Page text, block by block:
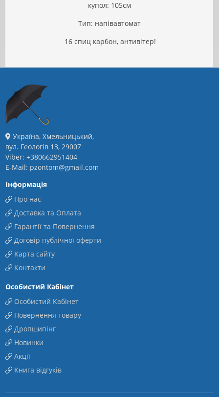
купол: 105см
Тип: напівавтомат
16 спиц карбон, антивітер!
Україна, Хмельницький,
вул. Геологів 13, 29007
Viber: +380662951404
E-Mail: pzontom@gmail.com
Інформація
Про нас
Доставка та Оплата
Гарантії та Повернення
Договір публічної оферти
Карта сайту
Контакти
Особистий Кабінет
Особистий Кабінет
Повернення товару
Дропшипінг
Новинки
Акції
Книга відгуків